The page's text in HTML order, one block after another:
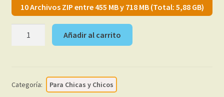
10 Archivos ZIP entre 455 MB y 718 MB (Total: 5,88 GB)
1967
Añadir al carrito
Categoría: Para Chicas y Chicos